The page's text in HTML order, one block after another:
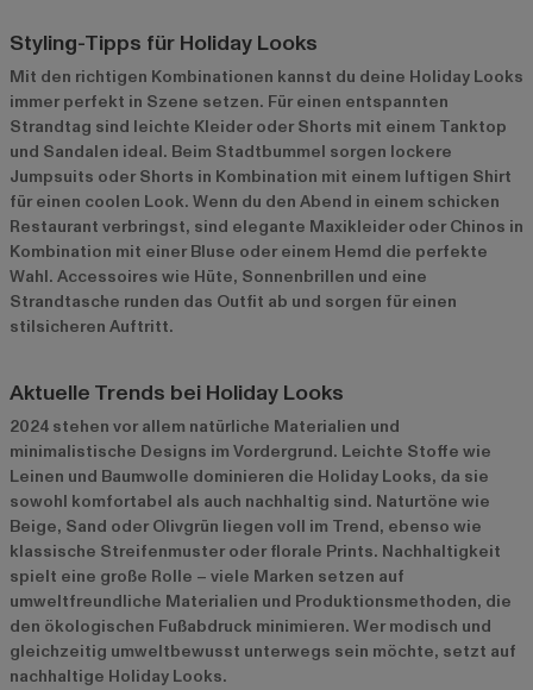
Styling-Tipps für Holiday Looks
Mit den richtigen Kombinationen kannst du deine Holiday Looks
immer perfekt in Szene setzen. Für einen entspannten
Strandtag sind leichte Kleider oder Shorts mit einem Tanktop
und Sandalen ideal. Beim Stadtbummel sorgen lockere
Jumpsuits oder Shorts in Kombination mit einem luftigen Shirt
für einen coolen Look. Wenn du den Abend in einem schicken
Restaurant verbringst, sind elegante Maxikleider oder Chinos in
Kombination mit einer Bluse oder einem Hemd die perfekte
Wahl. Accessoires wie Hüte, Sonnenbrillen und eine
Strandtasche runden das Outfit ab und sorgen für einen
stilsicheren Auftritt.
Aktuelle Trends bei Holiday Looks
2024 stehen vor allem natürliche Materialien und
minimalistische Designs im Vordergrund. Leichte Stoffe wie
Leinen und Baumwolle dominieren die Holiday Looks, da sie
sowohl komfortabel als auch nachhaltig sind. Naturtöne wie
Beige, Sand oder Olivgrün liegen voll im Trend, ebenso wie
klassische Streifenmuster oder florale Prints. Nachhaltigkeit
spielt eine große Rolle – viele Marken setzen auf
umweltfreundliche Materialien und Produktionsmethoden, die
den ökologischen Fußabdruck minimieren. Wer modisch und
gleichzeitig umweltbewusst unterwegs sein möchte, setzt auf
nachhaltige Holiday Looks.